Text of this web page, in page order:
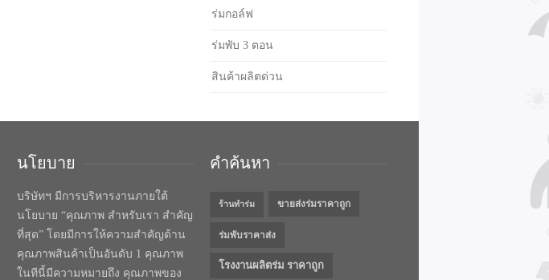
ร่มกอล์ฟ
ร่มพับ 3 ตอน
สินค้าผลิตด่วน
นโยบาย
บริษัทฯ มีการบริหารงานภายใต้
นโยบาย “คุณภาพ สำหรับเรา สำคัญ
ที่สุด” โดยมีการให้ความสำคัญด้าน
คุณภาพสินค้าเป็นอันดับ 1 คุณภาพ
ในทีนี้มีความหมายถึง คุณภาพของ
คำค้นหา
ร้านทำร่ม ขายส่งร่มราคาถูก
ร่มพับราคาส่ง
โรงงานผลิตร่ม ราคาถูก